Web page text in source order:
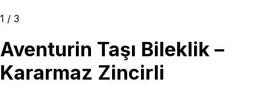
1 / 3
Aventurin Taşı Bileklik –
Kararmaz Zincirli